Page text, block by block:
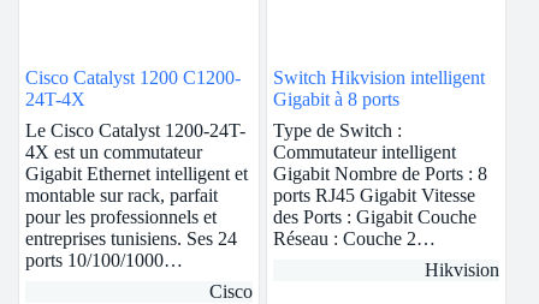
Cisco Catalyst 1200 C1200-
24T-4X
Le Cisco Catalyst 1200-24T-
4X est un commutateur
Gigabit Ethernet intelligent et
montable sur rack, parfait
pour les professionnels et
entreprises tunisiens. Ses 24
ports 10/100/1000…
Cisco
Switch Hikvision intelligent
Gigabit à 8 ports
Type de Switch :
Commutateur intelligent
Gigabit Nombre de Ports : 8
ports RJ45 Gigabit Vitesse
des Ports : Gigabit Couche
Réseau : Couche 2…
Hikvision